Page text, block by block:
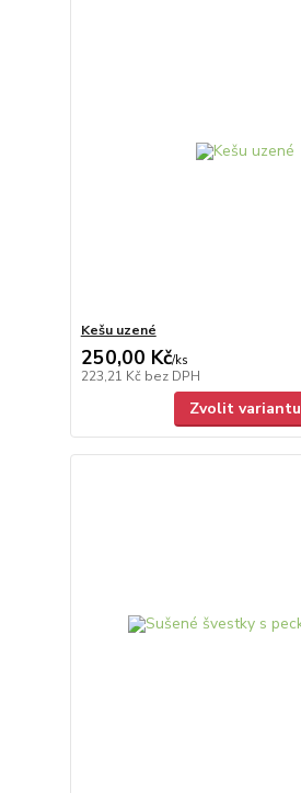
Kešu uzené
250,00 Kč/ks
223,21 Kč bez DPH
Zvolit variantu